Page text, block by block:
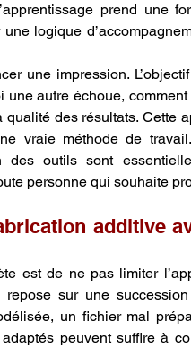
prend une
logique
une impression.
autre échoue,
des résultats. Cette
vraie méthode de
outils sont
personne qui souhaite
additive
est de ne pas limiter
sur une
peuvent suffire à